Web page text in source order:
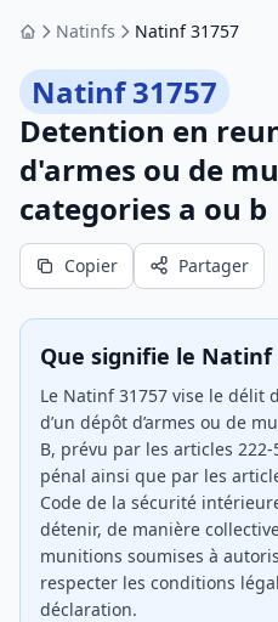
AccueilNatinfs Natinf 31757
Natinf 31757
Detention en
d'armes ou de
categories a ou b
Copier Partager
Que signifie le Natinf
Le Natinf 31757 vise le délit
d’un dépôt d’armes ou de
B, prévu par les articles
pénal ainsi que par les
Code de la sécurité
détenir, de manière
munitions soumises à
respecter les conditions
déclaration.